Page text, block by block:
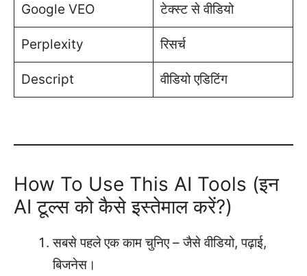
Google VEO टेक्स्ट से वीडियो
Perplexity रिसर्च
Descript वीडियो एडिटिंग
How To Use This AI Tools (इन
AI टूल्स को कैसे इस्तेमाल करें?)
सबसे पहले एक काम चुनिए – जैसे वीडियो, पढ़ाई,
बिजनेस।